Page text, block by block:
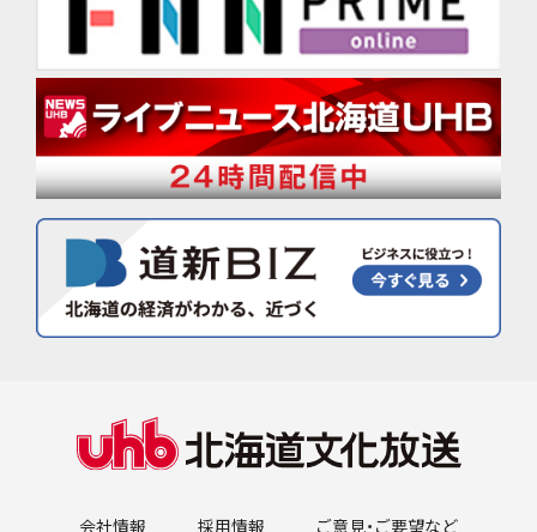
会社情報 採用情報 ご意見・ご要望など